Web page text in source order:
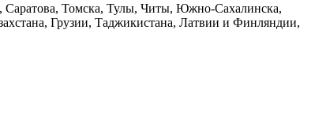
Саратова, Томска, Тулы, Читы, Южно-Сахалинска,
Грузии, Таджикистана, Латвии и Финляндии,